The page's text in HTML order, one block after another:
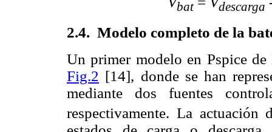
bat descarga
2.4. Modelo completo de la
Un primer modelo en Pspice
Fig.2 [14], donde se han
mediante dos fuentes
respectivamente. La